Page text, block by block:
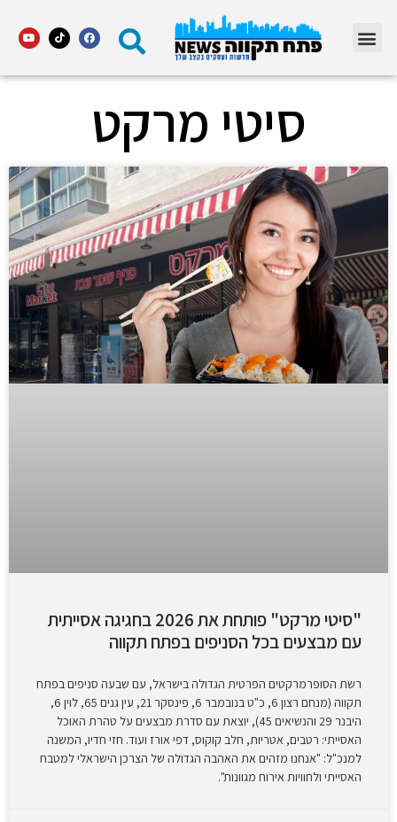
סיטי מרקט
"סיטי מרקט" פותחת את 2026 בחגיגה אסייתית
עם מבצעים בכל הסניפים בפתח תקווה
רשת הסופרמרקטים הפרטית הגדולה בישראל, עם שבעה סניפים בפתח
תקווה (מנחם רצון 6, כ"ט בנובמבר 6, פינסקר 21, עין גנים 65, לוין 6,
היבנר 29 והנשיאים 45), יוצאת עם סדרת מבצעים על טהרת האוכל
האסייתי: רטבים, אטריות, חלב קוקוס, דפי אורז ועוד. חזי חדיו, המשנה
למנכ"ל: "אנחנו מזהים את האהבה הגדולה של הצרכן הישראלי למטבח
האסייתי ולחוויות אירוח מגוונות".